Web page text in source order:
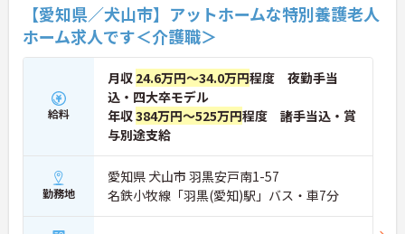
【愛知県／犬山市】アットホームな特別養護老人
ホーム求人です＜介護職＞
給料
月収 24.6万円～34.0万円程度 夜勤手当
込・四大卒モデル
年収384万円～525万円程度 諸手当込・賞
与別途支給
勤務地
愛知県 犬山市 羽黒安戸南1-57
名鉄小牧線「羽黒(愛知)駅」バス・車7分